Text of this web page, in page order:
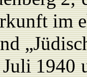
im
„Jüdi
Juli 1940